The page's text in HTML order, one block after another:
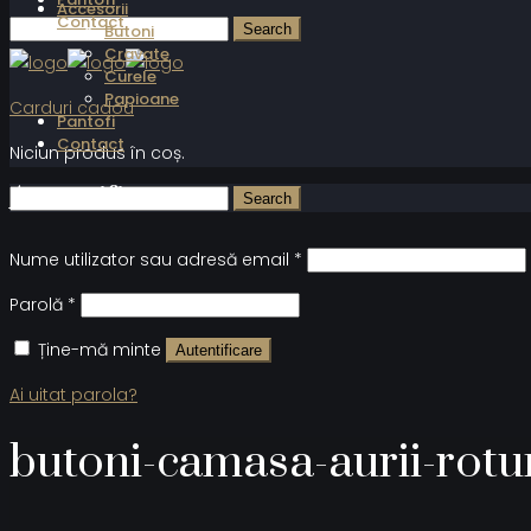
Contact
Carduri cadou
Niciun produs în coș.
Accesorii
Butoni
Cravate
Curele
Papioane
Pantofi
Contact
Autentificare
Nume utilizator sau adresă email *
Parolă *
Ține-mă minte
Autentificare
Ai uitat parola?
butoni-camasa-aurii-